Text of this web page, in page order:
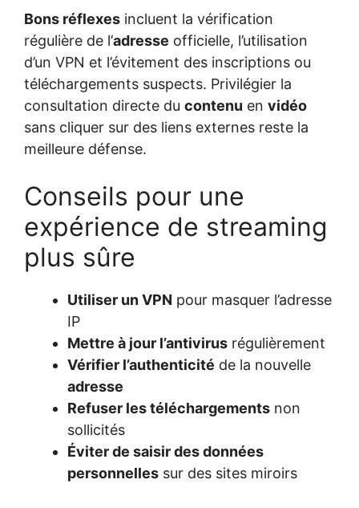
Bons réflexes incluent la vérification
régulière de l’adresse officielle, l’utilisation
d’un VPN et l’évitement des inscriptions ou
téléchargements suspects. Privilégier la
consultation directe du contenu en vidéo
sans cliquer sur des liens externes reste la
meilleure défense.
Conseils pour une
expérience de streaming
plus sûre
Utiliser un VPN pour masquer l’adresse
IP
Mettre à jour l’antivirus régulièrement
Vérifier l’authenticité de la nouvelle
adresse
Refuser les téléchargements non
sollicités
Éviter de saisir des données
personnelles sur des sites miroirs